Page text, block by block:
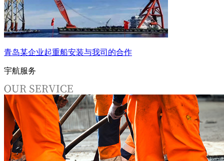
青岛某企业起重船安装与我司的合作
宇航服务